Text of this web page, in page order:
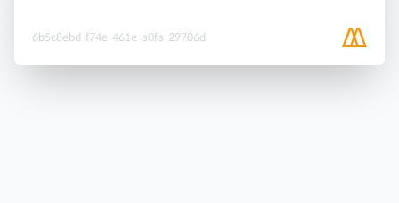
6b5c8ebd-f74e-461e-a0fa-29706d